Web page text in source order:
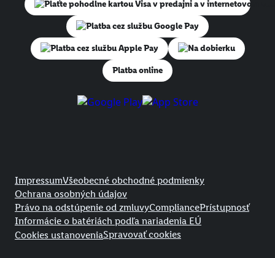
Na dobierku
Platba online
ImpressumVšeobecné obchodné podmienky
Ochrana osobných údajov
Právo na odstúpenie od zmluvyCompliancePrístupnosť
Informácie o batériách podľa nariadenia EÚ
Cookies ustanoveniaSpravovať cookies